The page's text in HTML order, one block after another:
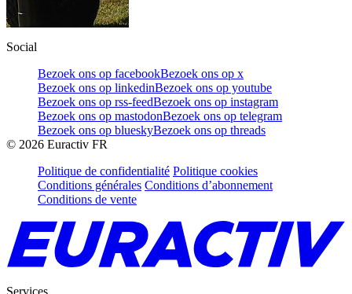
Social
Bezoek ons op facebookBezoek ons op x
Bezoek ons op linkedinBezoek ons op youtube
Bezoek ons op rss-feedBezoek ons op instagram
Bezoek ons op mastodonBezoek ons op telegram
Bezoek ons op blueskyBezoek ons op threads
© 2026 Euractiv FR
Politique de confidentialité Politique cookies
Conditions générales Conditions d’abonnement
Conditions de vente
Services